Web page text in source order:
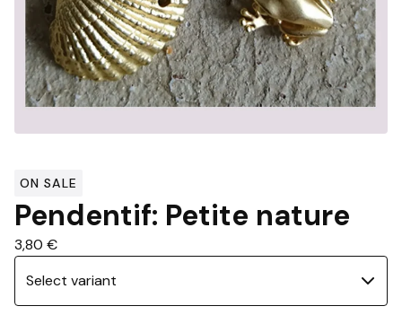
ON SALE
Pendentif: Petite nature
3,80 €